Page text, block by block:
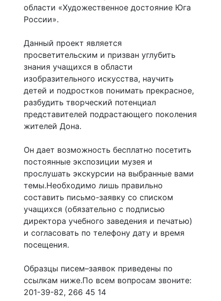
области «Художественное достояние Юга
России».
Данный проект является
просветительским и призван углубить
знания учащихся в области
изобразительного искусства, научить
детей и подростков понимать прекрасное,
разбудить творческий потенциал
представителей подрастающего поколения
жителей Дона.
Он дает возможность бесплатно посетить
постоянные экспозиции музея и
прослушать экскурсии на выбранные вами
темы.Необходимо лишь правильно
составить письмо-заявку со списком
учащихся (обязательно с подписью
директора учебного заведения и печатью)
и согласовать по телефону дату и время
посещения.
Образцы писем–заявок приведены по
ссылкам ниже.По всем вопросам звоните:
201-39-82, 266 45 14